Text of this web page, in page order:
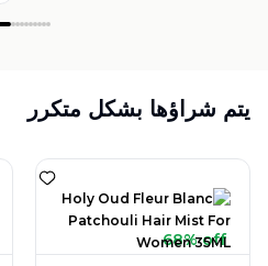
يتم شراؤها بشكل متكرر
68% off